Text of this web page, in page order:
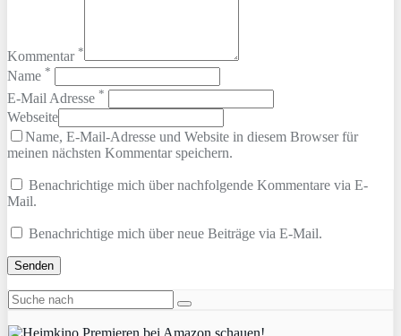
Kommentar *
Name *
E-Mail Adresse *
Webseite
Name, E-Mail-Adresse und Website in diesem Browser für
meinen nächsten Kommentar speichern.
Benachrichtige mich über nachfolgende Kommentare via E-
Mail.
Benachrichtige mich über neue Beiträge via E-Mail.